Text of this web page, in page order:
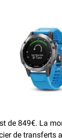
de 849€. La
de transferts